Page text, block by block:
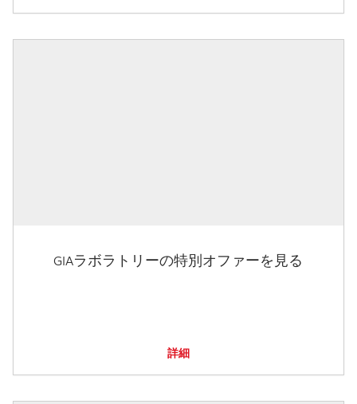
GIAラボラトリーの特別オファーを見る
詳細